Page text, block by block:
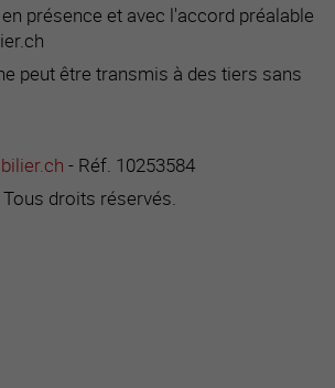
présence et avec l'accord préalable
peut être transmis à des tiers sans
- Réf. 10253584
droits réservés.